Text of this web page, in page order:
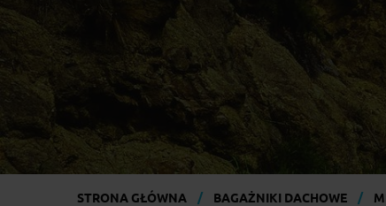
STRONA GŁÓWNA BAGAŻNIKI DACHOWE